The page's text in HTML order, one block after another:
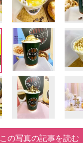
この写真の記事を読む